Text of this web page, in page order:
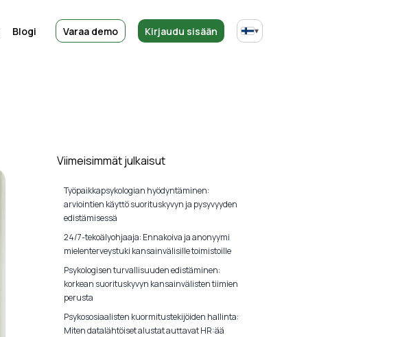
Blogi Varaa demo Kirjaudu sisään ▾
Viimeisimmät julkaisut
Työpaikkapsykologian hyödyntäminen:
arviointien käyttö suorituskyvyn ja pysyvyyden
edistämisessä
24/7-tekoälyohjaaja: Ennakoiva ja anonyymi
mielenterveystuki kansainvälisille toimistoille
Psykologisen turvallisuuden edistäminen:
korkean suorituskyvyn kansainvälisten tiimien
perusta
Psykososiaalisten kuormitustekijöiden hallinta:
Miten datalähtöiset alustat auttavat HR:ää